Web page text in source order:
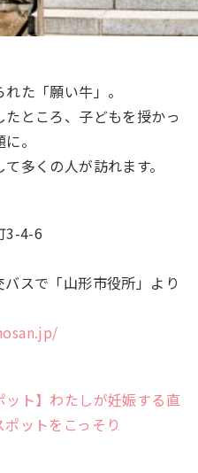
た「願い牛」。
ところ、子どもを授かっ
。
多くの人が訪れます。
3-4-6
スで「山形市役所」より
ット】わたしが妊娠する直
ットをこっそり